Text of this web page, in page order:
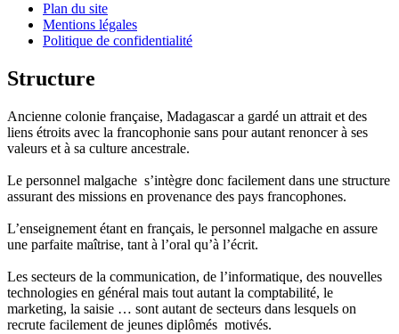
Plan du site
Mentions légales
Politique de confidentialité
Structure
Ancienne colonie française, Madagascar a gardé un attrait et des
liens étroits avec la francophonie sans pour autant renoncer à ses
valeurs et à sa culture ancestrale.
Le personnel malgache s’intègre donc facilement dans une structure
assurant des missions en provenance des pays francophones.
L’enseignement étant en français, le personnel malgache en assure
une parfaite maîtrise, tant à l’oral qu’à l’écrit.
Les secteurs de la communication, de l’informatique, des nouvelles
technologies en général mais tout autant la comptabilité, le
marketing, la saisie … sont autant de secteurs dans lesquels on
recrute facilement de jeunes diplômés motivés.